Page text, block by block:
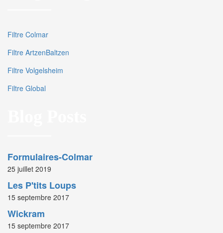
Filtre Colmar
Filtre ArtzenBaltzen
Filtre Volgelsheim
Filtre Global
Formulaires-Colmar
25 juillet 2019
Les P'tits Loups
15 septembre 2017
Wickram
15 septembre 2017